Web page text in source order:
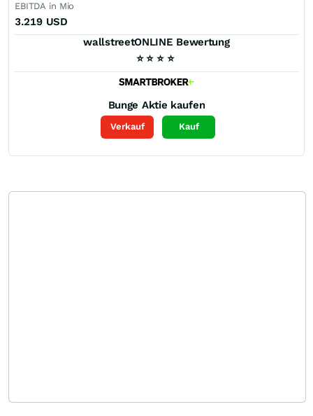
EBITDA in Mio
3.219 USD
wallstreetONLINE Bewertung
⭐ ⭐ ⭐ ⭐
Bunge Aktie kaufen
Verkauf Kauf